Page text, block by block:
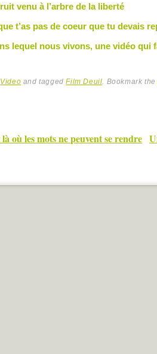
venu à l’arbre de la liberté
t’as pas de coeur que tu devais
lequel nous vivons, une vidéo qui
Video and taggedFilm Deuil . Bookmark
où les mots ne peuvent se rendre